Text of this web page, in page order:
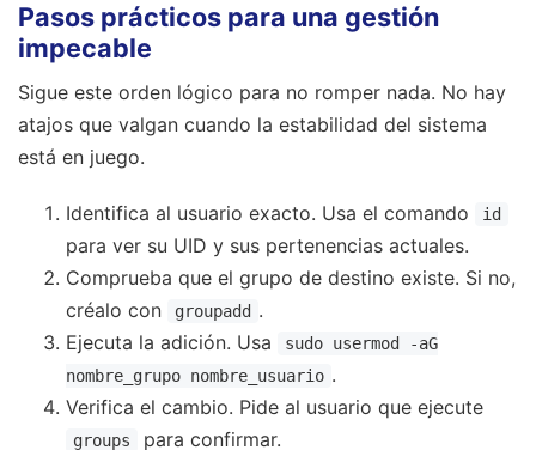
Pasos prácticos para una gestión
impecable
Sigue este orden lógico para no romper nada. No hay
atajos que valgan cuando la estabilidad del sistema
está en juego.
Identifica al usuario exacto. Usa el comando id
para ver su UID y sus pertenencias actuales.
Comprueba que el grupo de destino existe. Si no,
créalo con
groupadd .
Ejecuta la adición. Usa
sudo usermod -aG
nombre_grupo nombre_usuario .
Verifica el cambio. Pide al usuario que ejecute
groups
para confirmar.